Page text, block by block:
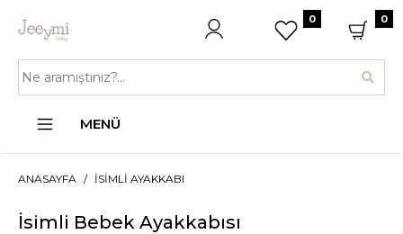
0 0
MENÜ
ANASAYFA İSIMLI AYAKKABI
İsimli Bebek Ayakkabısı